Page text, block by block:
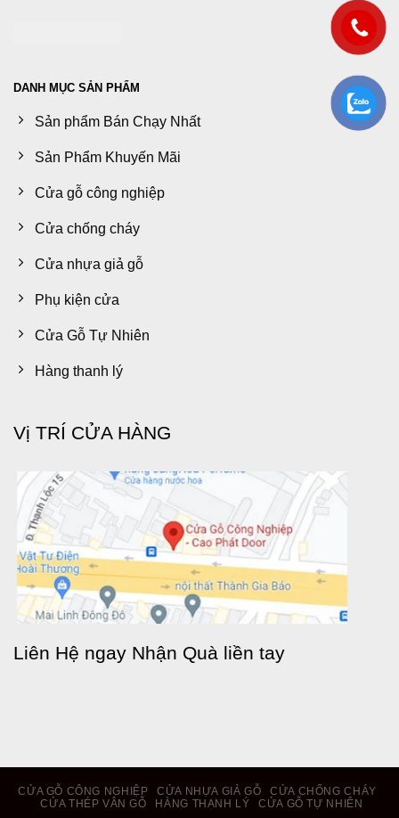
DANH MỤC SẢN PHẨM
Sản phẩm Bán Chạy Nhất
Sản Phẩm Khuyến Mãi
Cửa gỗ công nghiệp
Cửa chống cháy
Cửa nhựa giả gỗ
Phụ kiện cửa
Cửa Gỗ Tự Nhiên
Hàng thanh lý
Vị TRÍ CỬA HÀNG
Liên Hệ ngay Nhận Quà liền tay
CỬA GỖ CÔNG NGHIỆP CỬA NHỰA GIẢ GỖ
CỬA CHỐNG CHÁY
CỬA THÉP VÂN GỖ
HÀNG THANH LÝ CỬA GỖ TỰ NHIÊN